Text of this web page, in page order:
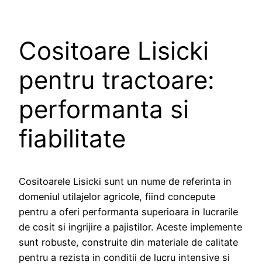
Cositoare Lisicki
pentru tractoare:
performanta si
fiabilitate
Cositoarele Lisicki sunt un nume de referinta in
domeniul utilajelor agricole, fiind concepute
pentru a oferi performanta superioara in lucrarile
de cosit si ingrijire a pajistilor. Aceste implemente
sunt robuste, construite din materiale de calitate
pentru a rezista in conditii de lucru intensive si